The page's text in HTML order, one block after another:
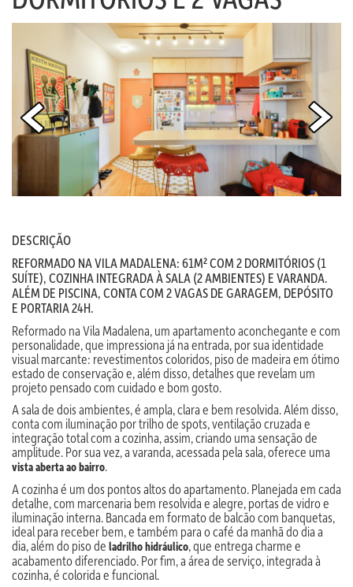
DESCRIÇÃO
REFORMADO NA VILA MADALENA: 61M² COM 2 DORMITÓRIOS (1
SUÍTE), COZINHA INTEGRADA À SALA (2 AMBIENTES) E VARANDA.
ALÉM DE PISCINA, CONTA COM 2 VAGAS DE GARAGEM, DEPÓSITO
E PORTARIA 24H.
Reformado na Vila Madalena, um apartamento aconchegante e com
personalidade, que impressiona já na entrada, por sua identidade
visual marcante: revestimentos coloridos, piso de madeira em ótimo
estado de conservação e, além disso, detalhes que revelam um
projeto pensado com cuidado e bom gosto.
A sala de dois ambientes, é ampla, clara e bem resolvida. Além disso,
conta com iluminação por trilho de spots, ventilação cruzada e
integração total com a cozinha, assim, criando uma sensação de
amplitude. Por sua vez, a varanda, acessada pela sala, oferece uma
vista aberta ao bairro.
A cozinha é um dos pontos altos do apartamento. Planejada em cada
detalhe, com marcenaria bem resolvida e alegre, portas de vidro e
iluminação interna. Bancada em formato de balcão com banquetas,
ideal para receber bem, e também para o café da manhã do dia a
dia, além do piso de ladrilho hidráulico, que entrega charme e
acabamento diferenciado. Por fim, a área de serviço, integrada à
cozinha, é colorida e funcional.